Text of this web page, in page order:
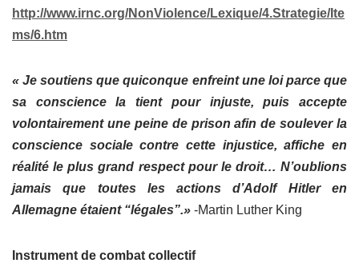
o
k
http://www.irnc.org/NonViolence/Lexique/4.Strategie/Ite
ms/6.htm
« Je soutiens que quiconque enfreint une loi parce que
sa conscience la tient pour injuste, puis accepte
volontairement une peine de prison afin de soulever la
conscience sociale contre cette injustice, affiche en
réalité le plus grand respect pour le droit… N’oublions
jamais que toutes les actions d’Adolf Hitler en
Allemagne étaient “légales”.» -Martin Luther King
Instrument de combat collectif